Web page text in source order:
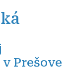
Prešove